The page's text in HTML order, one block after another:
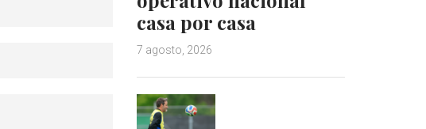
casa por casa
7 agosto, 2026